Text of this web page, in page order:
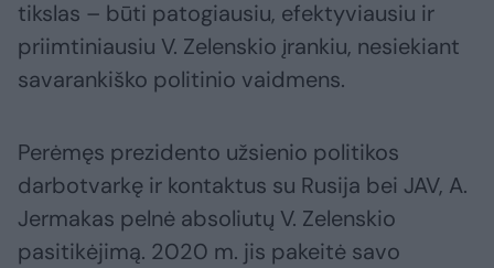
tikslas – būti patogiausiu, efektyviausiu ir
priimtiniausiu V. Zelenskio įrankiu, nesiekiant
savarankiško politinio vaidmens.
Perėmęs prezidento užsienio politikos
darbotvarkę ir kontaktus su Rusija bei JAV, A.
Jermakas pelnė absoliutų V. Zelenskio
pasitikėjimą. 2020 m. jis pakeitė savo